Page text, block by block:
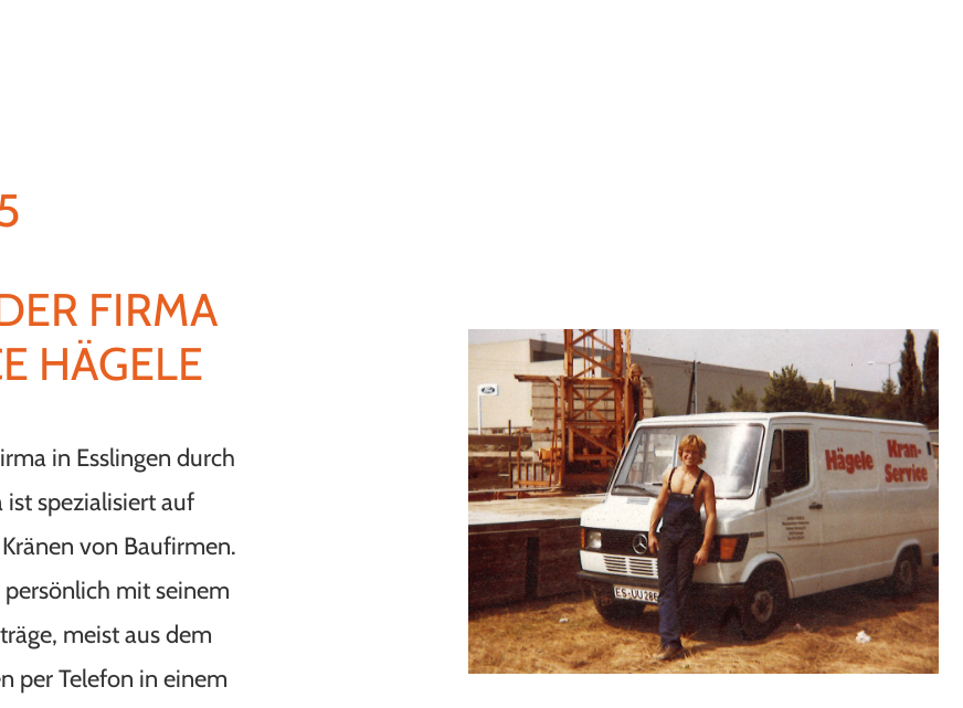
FIRMA
HÄGELE
in Esslingen durch
spezialisiert auf
von Baufirmen.
mit seinem
meist aus dem
per Telefon in einem